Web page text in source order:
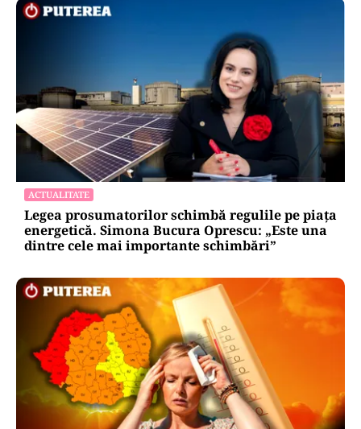
ACTUALITATE
Legea prosumatorilor schimbă regulile pe piața
energetică. Simona Bucura Oprescu: „Este una
dintre cele mai importante schimbări”